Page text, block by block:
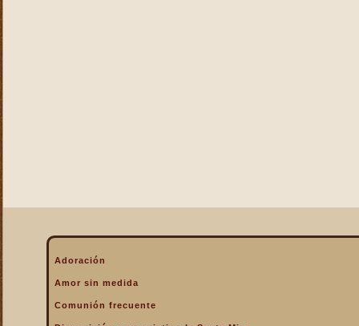
Encarnación
La Eucaristía y la Pasión
Adoración
Amor sin medida
Comunión frecuente